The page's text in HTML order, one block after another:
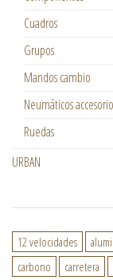
Cuadros
Grupos
Mandos cambio
Neumáticos
Ruedas
URBAN
12 velocidades
carbono
carretera